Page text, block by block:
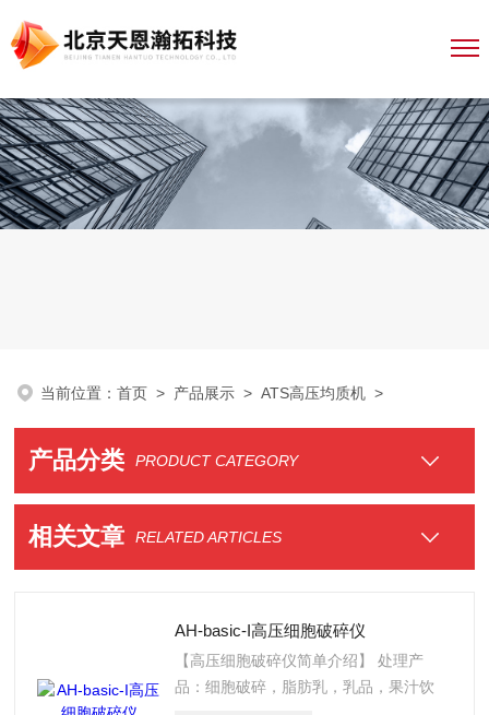
当前位置：首页 > 产品展示 >ATS高压均质机 >
产品分类 PRODUCT CATEGORY
相关文章 RELATED ARTICLES
AH-basic-I高压细胞破碎仪
【高压细胞破碎仪简单介绍】 处理产
品：细胞破碎，脂肪乳，乳品，果汁饮